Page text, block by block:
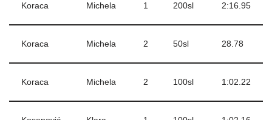
Koraca Michela 1 200sl 2:16.95
Koraca Michela 2 50sl 28.78
Koraca Michela 2 100sl 1:02.22